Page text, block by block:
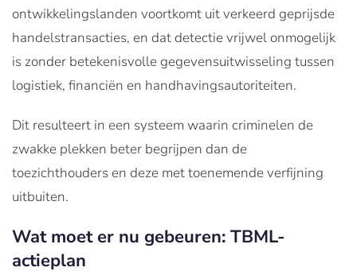
ontwikkelingslanden voortkomt uit verkeerd geprijsde
handelstransacties, en dat detectie vrijwel onmogelijk
is zonder betekenisvolle gegevensuitwisseling tussen
logistiek, financiën en handhavingsautoriteiten.
Dit resulteert in een systeem waarin criminelen de
zwakke plekken beter begrijpen dan de
toezichthouders en deze met toenemende verfijning
uitbuiten.
Wat moet er nu gebeuren: TBML-
actieplan